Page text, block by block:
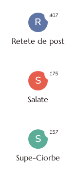
R
Retete de post
407
S
Salate
175
S
Supe-Ciorbe
157